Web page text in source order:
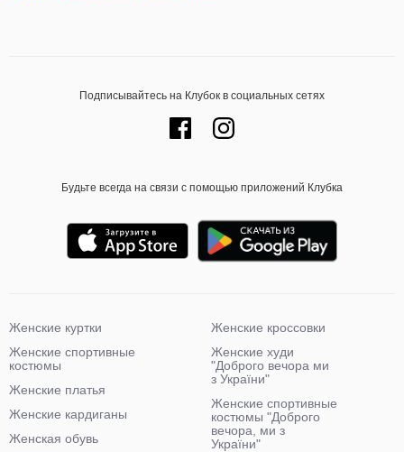
Подписывайтесь на Клубок в социальных сетях
Будьте всегда на связи с помощью приложений Клубка
Женские куртки
Женские спортивные
костюмы
Женские платья
Женские кардиганы
Женская обувь
Женские кроссовки
Женские худи
"Доброго вечора ми
з України"
Женские спортивные
костюмы "Доброго
вечора, ми з
України"